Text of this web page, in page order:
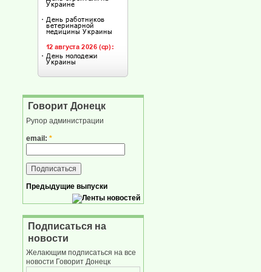
Говорит Донецк
Рупор администрации
email: *
Предыдущие выпуски
Подписаться на
новости
Желающим подписаться на все
новости Говорит Донецк